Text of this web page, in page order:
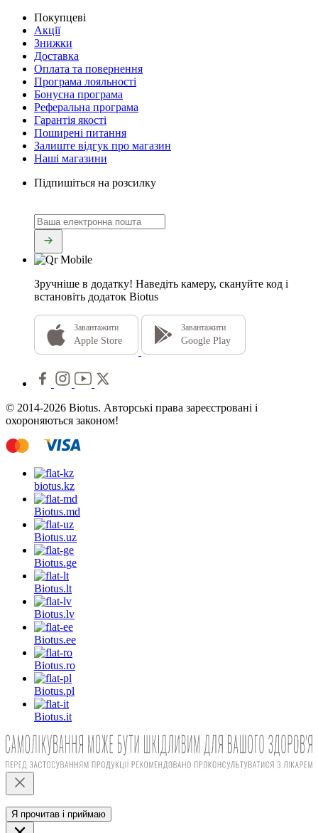
Покупцеві
Акції
Знижки
Доставка
Оплата та повернення
Програма лояльності
Бонусна програма
Реферальна програма
Гарантія якості
Поширені питання
Залиште відгук про магазин
Наші магазини
Підпишіться на розсилку
Зручніше в додатку! Наведіть камеру, скануйте код і
встановіть додаток Biotus
Завантажити
Apple Store
Завантажити
Google Play
© 2014-2026 Biotus. Авторські права зареєстровані і
охороняються законом!
biotus.kz
Biotus.md
Biotus.uz
Biotus.ge
Biotus.lt
Biotus.lv
Biotus.ee
Biotus.ro
Biotus.pl
Biotus.it
Я прочитав і приймаю